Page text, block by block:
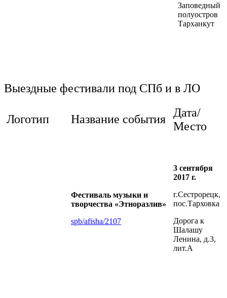
Заповедный
полуостров
Тарханкут
Выездные фестивали под СПб и в ЛО
Логотип Название события
Дата/
Место
Фестиваль музыки и
творчества «Этноразлив»
spb/afisha/2107
3 сентября
2017 г.
г.Сестрорецк,
пос.Тарховка
Дорога к
Шалашу
Ленина, д.3,
лит.А